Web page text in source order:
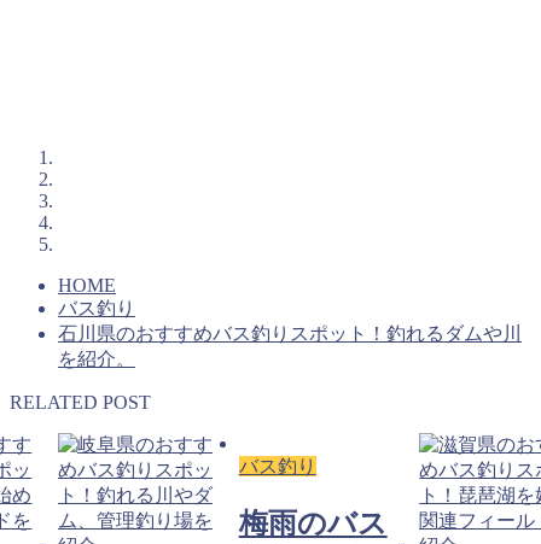
HOME
バス釣り
石川県のおすすめバス釣りスポット！釣れるダムや川
を紹介。
RELATED POST
バス釣り
梅雨のバス